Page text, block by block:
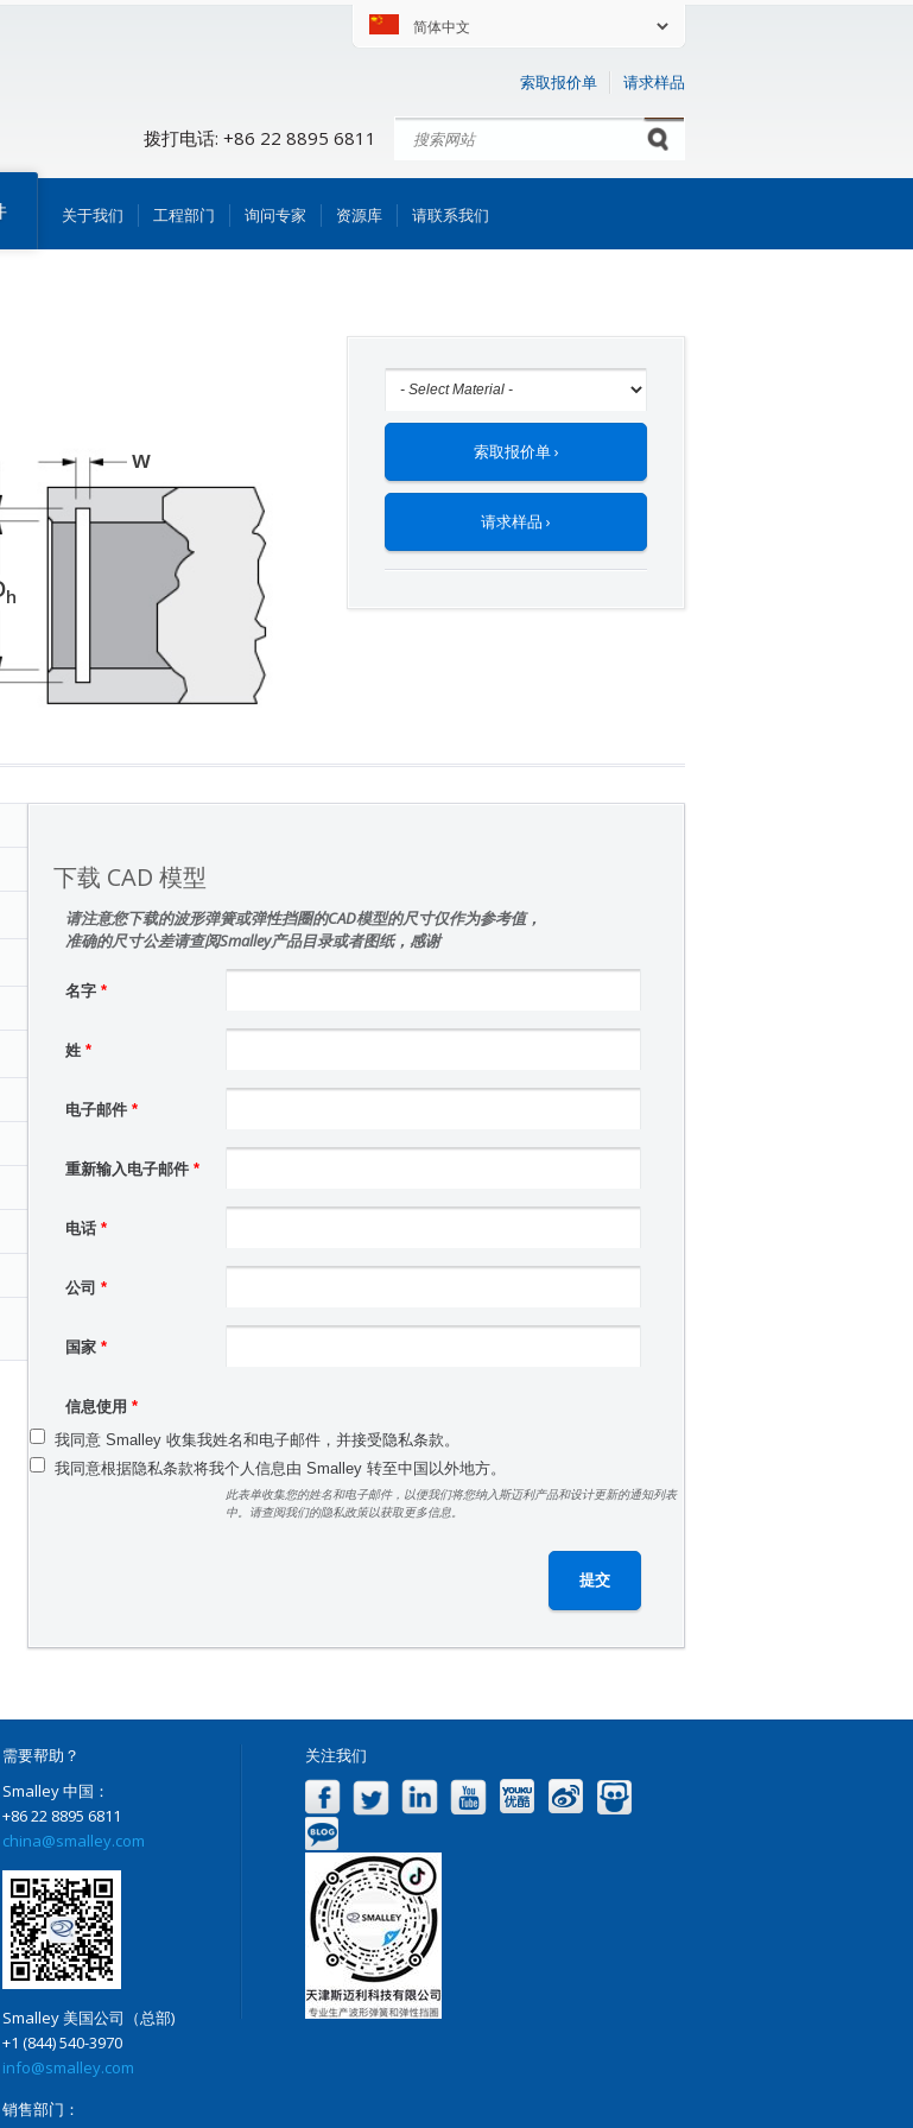
索取报价单 请求样品
拨打电话: +86 22 8895 6811 Search form
搜索
关于我们 工程部门 询问专家 资源库 请联系我们
w
h
索取报价单 ›
请求样品 ›
下载 CAD 模型
请注意您下载的波形弹簧或弹性挡圈的CAD模型的尺寸仅作为参考值，
准确的尺寸公差请查阅Smalley产品目录或者图纸，感谢
名字 *
姓 *
电子邮件 *
重新输入电子邮件 *
电话 *
公司 *
国家 *
信息使用 *
我同意 Smalley 收集我姓名和电子邮件，并接受隐私条款。
我同意根据隐私条款将我个人信息由 Smalley 转至中国以外地方。
此表单收集您的姓名和电子邮件，以便我们将您纳入斯迈利产品和设计更新的通知列表
中。请查阅我们的隐私政策以获取更多信息。
需要帮助？
Smalley 中国：
+86 22 8895 6811
china@smalley.com
Smalley 美国公司（总部)
+1 (844) 540-3970
info@smalley.com
销售部门：
关注我们
FacebookTwitter LinkedIn